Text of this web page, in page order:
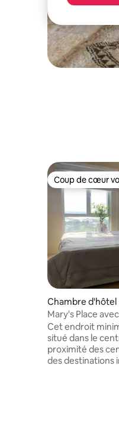
Coup de cœur
Coup de cœur
Chambre d'hôtel
Mary's Place
soleil et
Cet endroit
situé dans le
proximité des
des destinations